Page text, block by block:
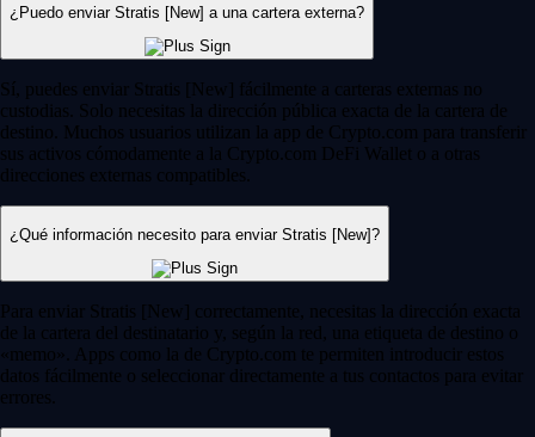
¿Puedo enviar Stratis [New] a una cartera externa?
Sí, puedes enviar Stratis [New] fácilmente a carteras externas no
custodias. Solo necesitas la dirección pública exacta de la cartera de
destino. Muchos usuarios utilizan la app de Crypto.com para transferir
sus activos cómodamente a la Crypto.com DeFi Wallet o a otras
direcciones externas compatibles.
¿Qué información necesito para enviar Stratis [New]?
Para enviar Stratis [New] correctamente, necesitas la dirección exacta
de la cartera del destinatario y, según la red, una etiqueta de destino o
«memo». Apps como la de Crypto.com te permiten introducir estos
datos fácilmente o seleccionar directamente a tus contactos para evitar
errores.